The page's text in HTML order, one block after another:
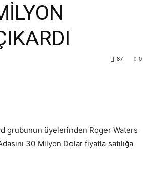
0
87
grubunun üyelerinden Roger Waters
30 Milyon Dolar fiyatla satılığa